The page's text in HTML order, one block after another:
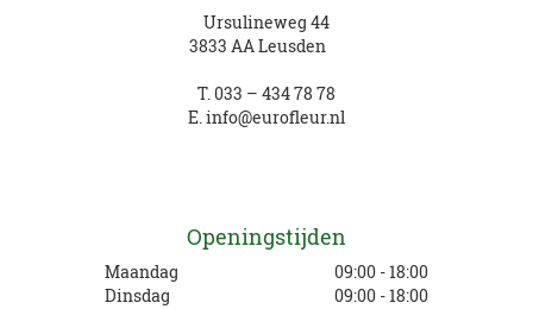
Ursulineweg 44
3833 AA Leusden
T.033 – 434 78 78
E.info@eurofleur.nl
Openingstijden
Maandag
09:00 - 18:00
Dinsdag
09:00 - 18:00